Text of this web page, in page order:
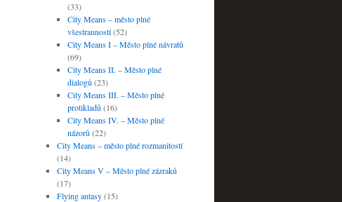
(33)
City Means – město plné
všestranností(52)
City Means I – Město plné návratů
(69)
City Means II. – Město plné
dialogů (23)
City Means III. – Město plné
protikladů (16)
City Means IV. – Město plné
názorů (22)
City Means – město plné rozmanitostí
(14)
City Means V – Město plné zázraků
(17)
Flying antasy(15)